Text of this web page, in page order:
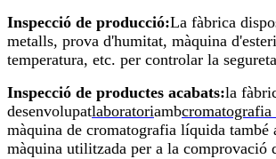
Inspecció de producció:La fàbrica
metalls, prova d'humitat, màquina
temperatura, etc. per controlar la
Inspecció de productes acabats:la
desenvolupatlaboratoriambcromatografia
màquina de cromatografia líquida també
màquina utilitzada per a la comprovació